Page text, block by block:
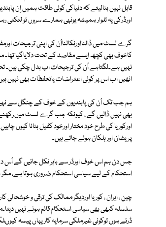
قابل نہیں بنالیتے کہ دنیاکی کوئی طاقت ہمیں اِن
اورڈرکی یہ تلوار ہمیشہ یونہی ہمارے سروں تو
گرے لسٹ میں ڈالنااورنکالنااُن کی اپنی ترجیحات
نہیں ہے۔لگتاہے اُن کی ترجیحات اب بدل چکی ہیں۔
انھیں اب اس پر کوئی اعتراضات یاتحفظات بھی نہیں
ہم جب تک اُن کی پابندیوں کے خوف کے چنگل سے
بھی نہیں ڈالیں گے ، کیونکہ جب گرے لسٹ
اورکوریا کی طرح خود مختار اورخود کفیل بنانا
پریشان اور ہلکان ہوئے جاتے ہیں۔
جس دن ہم اس خوف اورڈر سے باہر نکل جائیں گے اُس
استحکام کے لیے سیاسی استحکام ضروری ہوتا ہے،
چین ، ایران ، کوریا اوردیگر ممالک کی ترقی و
سلسلہ کبھی بھی سیاسی استحکام قائم ہونے نہیں
ڈرتے ہوں توکوئی غیرملکی سرمایہ کار یہاں پیسہ